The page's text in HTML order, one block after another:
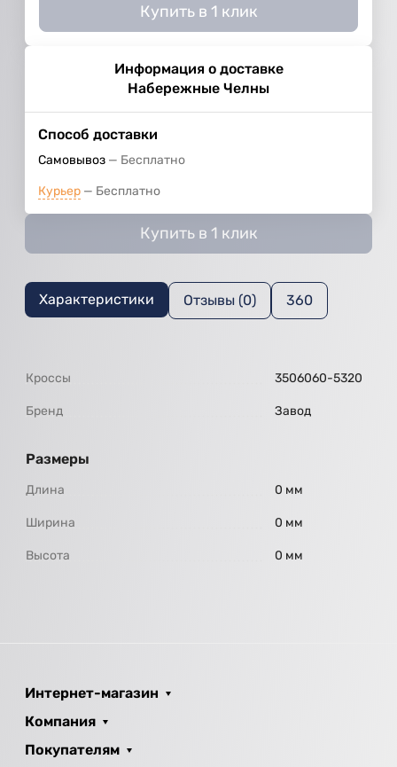
Купить в 1 клик
Информация о доставке
Набережные Челны
Способ доставки
Самовывоз Бесплатно
Курьер Бесплатно
Купить в 1 клик
Характеристики Отзывы (0) 360
Кроссы 3506060-5320
Бренд Завод
Размеры
Длина 0 мм
Ширина 0 мм
Высота 0 мм
Интернет-магазин
Компания
Покупателям